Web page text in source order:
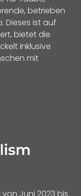
betrieben
. Dieses ist auf
bietet die
inklusive
mit